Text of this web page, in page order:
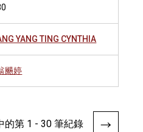
YANG TING CYNTHIA
颺婷
的第 1 - 30 筆紀錄